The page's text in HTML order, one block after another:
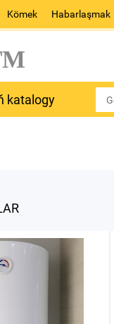
Kömek Habarlaşmak
katalogy